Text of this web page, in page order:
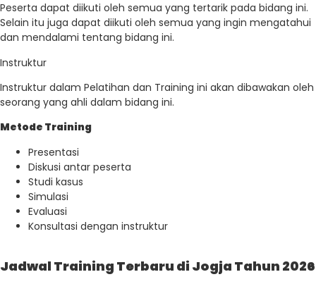
Peserta dapat diikuti oleh semua yang tertarik pada bidang ini.
Selain itu juga dapat diikuti oleh semua yang ingin mengatahui
dan mendalami tentang bidang ini.
Instruktur
Instruktur dalam Pelatihan dan Training ini akan dibawakan oleh
seorang yang ahli dalam bidang ini.
Metode Training
Presentasi
Diskusi antar peserta
Studi kasus
Simulasi
Evaluasi
Konsultasi dengan instruktur
Jadwal Training Terbaru di Jogja Tahun 2026